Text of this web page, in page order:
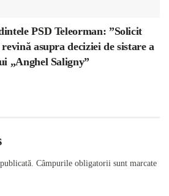
PSD Teleorman: ”Solicit
asupra deciziei de sistare a
„Anghel Saligny”
Câmpurile obligatorii sunt marcate